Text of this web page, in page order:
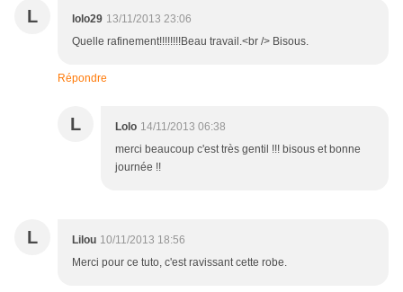
L lolo29 13/11/2013 23:06
Quelle rafinement!!!!!!!!Beau travail.<br /> Bisous.
Répondre
L Lolo 14/11/2013 06:38
merci beaucoup c'est très gentil !!! bisous et bonne
journée !!
L Lilou 10/11/2013 18:56
Merci pour ce tuto, c'est ravissant cette robe.